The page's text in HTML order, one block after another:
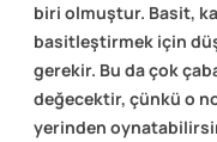
biri olmuştur. Basit,
basitleştirmek için
gerekir. Bu da çok
değecektir, çünkü o
yerinden